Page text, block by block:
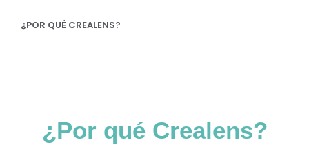
¿POR QUÉ CREALENS?
¿Por qué Crealens?